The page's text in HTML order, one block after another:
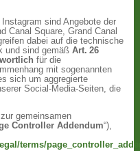
sind Angebote der
Canal Square, Grand Canal
dabei auf die technische
und sind gemäßArt. 26
für die
mit sogenannten
sich um aggregierte
Social-Media-Seiten, die
gemeinsamen
Controller Addendum“),
terms/